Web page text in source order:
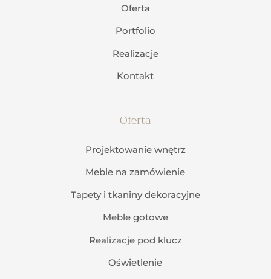
Oferta
Portfolio
Realizacje
Kontakt
Oferta
Projektowanie wnętrz
Meble na zamówienie
Tapety i tkaniny dekoracyjne
Meble gotowe
Realizacje pod klucz
Oświetlenie